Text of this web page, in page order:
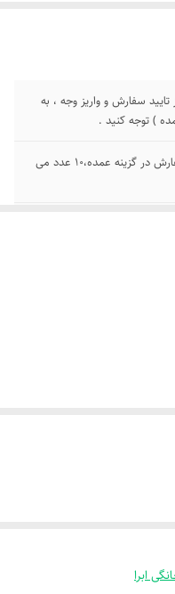
تایید سفارش و واریز وجه ، به
) توجه کنید .
حداقل تعداد سفارش در گزینه عمده،10 عدد می
ابرا